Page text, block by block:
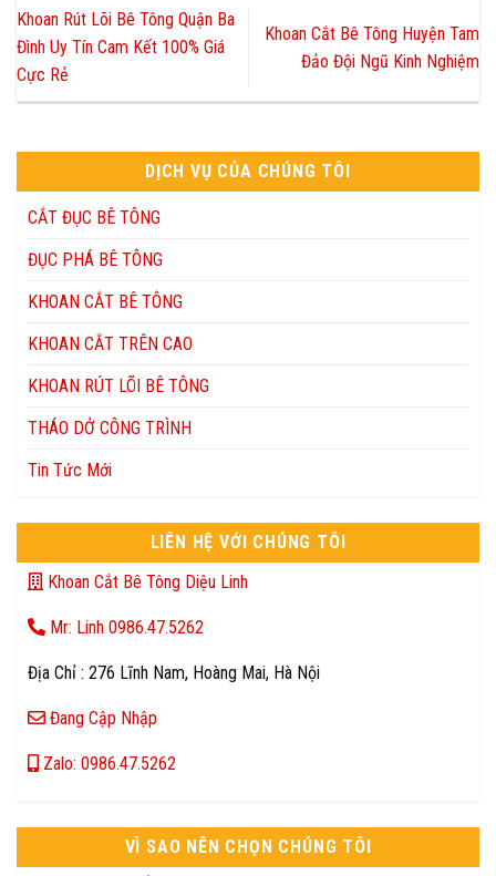
Khoan Rút Lõi Bê Tông Quận Ba
Đình Uy Tín Cam Kết 100% Giá
Cực Rẻ
Khoan Cắt Bê Tông Huyện Tam
Đảo Đội Ngũ Kinh Nghiệm
DỊCH VỤ CỦA CHÚNG TÔI
CẮT ĐỤC BÊ TÔNG
ĐỤC PHÁ BÊ TÔNG
KHOAN CẮT BÊ TÔNG
KHOAN CẮT TRÊN CAO
KHOAN RÚT LÕI BÊ TÔNG
THÁO DỞ CÔNG TRÌNH
Tin Tức Mới
LIÊN HỆ VỚI CHÚNG TÔI
Khoan Cắt Bê Tông Diệu Linh
Mr: Linh 0986.47.5262
Địa Chỉ : 276 Lĩnh Nam, Hoàng Mai, Hà Nội
Đang Cập Nhập
Zalo: 0986.47.5262
VÌ SAO NÊN CHỌN CHÚNG TÔI